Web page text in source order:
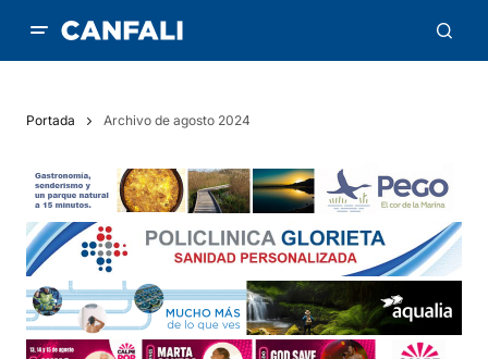
Portada Archivo de agosto 2024